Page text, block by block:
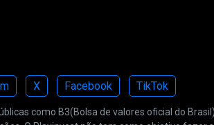
X Facebook TikTok
como B3(Bolsa de valores oficial do